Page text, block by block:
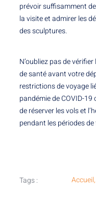
prévoir suffisamment
la visite et admirer les
des sculptures.
N’oubliez pas de
de santé avant votre
restrictions de voyage
pandémie de COVID-
de réserver les vols et
pendant les périodes
Tags : Accueil,